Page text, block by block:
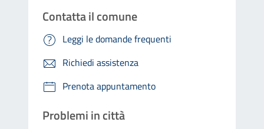
Contatta il comune
Leggi le domande frequenti
Richiedi assistenza
Prenota appuntamento
Problemi in città